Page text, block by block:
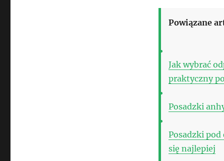
Powiązane
Jak wybrać
praktyczny
Posadzki
Posadzki
się najlepiej